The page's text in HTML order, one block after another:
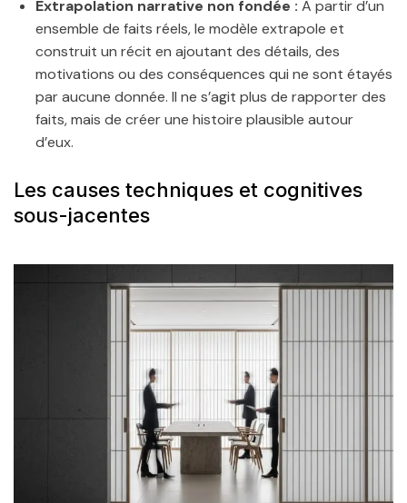
Extrapolation narrative non fondée : À partir d’un
ensemble de faits réels, le modèle extrapole et
construit un récit en ajoutant des détails, des
motivations ou des conséquences qui ne sont étayés
par aucune donnée. Il ne s’agit plus de rapporter des
faits, mais de créer une histoire plausible autour
d’eux.
Les causes techniques et cognitives
sous-jacentes